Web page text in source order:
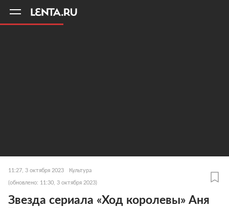
11:27, 3 октября 2023 Культура
(обновлено: 11:30, 3 октября 2023)
Звезда сериала «Ход королевы» Аня